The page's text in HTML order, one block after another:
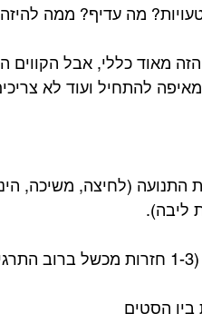
מה עדיף? ממה
מאוד כללי, אבל הקווים
להתחיל ועוד לא
התנועה (לחיצה, משיכה,
ליבה).⁣